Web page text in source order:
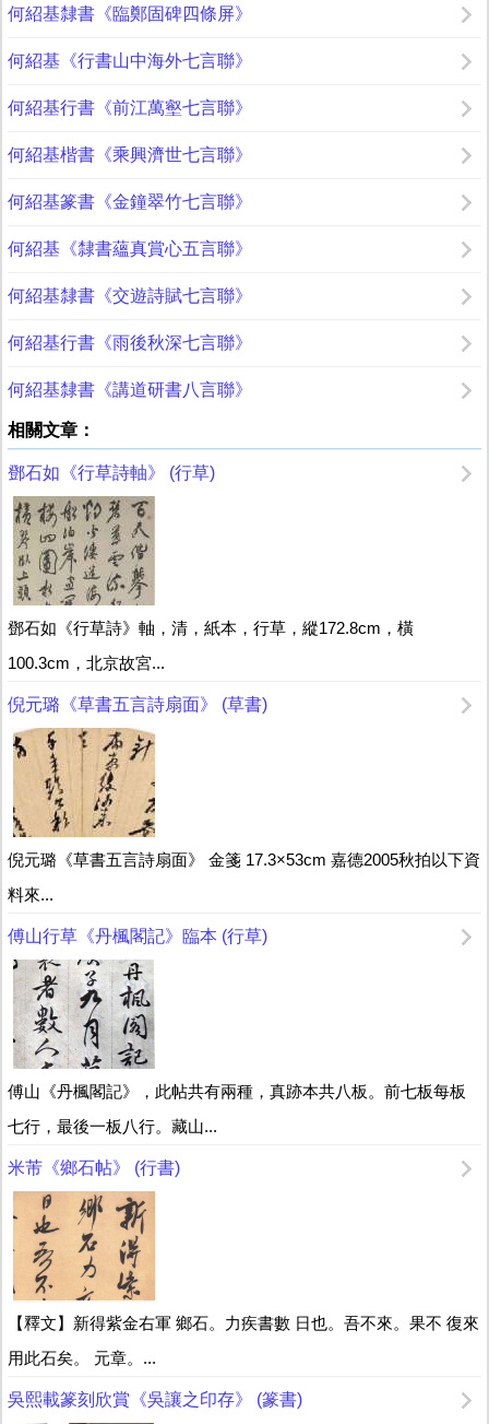
何紹基隸書《臨鄭固碑四條屏》
何紹基《行書山中海外七言聯》
何紹基行書《前江萬壑七言聯》
何紹基楷書《乘興濟世七言聯》
何紹基篆書《金鐘翠竹七言聯》
何紹基《隸書蘊真賞心五言聯》
何紹基隸書《交遊詩賦七言聯》
何紹基行書《雨後秋深七言聯》
何紹基隸書《講道研書八言聯》
相關文章：
鄧石如《行草詩軸》 (行草)
鄧石如《行草詩》軸，清，紙本，行草，縱172.8cm，橫
100.3cm，北京故宮...
倪元璐《草書五言詩扇面》 (草書)
倪元璐《草書五言詩扇面》 金箋 17.3×53cm 嘉德2005秋拍以下資
料來...
傅山行草《丹楓閣記》臨本 (行草)
傅山《丹楓閣記》，此帖共有兩種，真跡本共八板。前七板每板
七行，最後一板八行。藏山...
米芾《鄉石帖》 (行書)
【釋文】新得紫金右軍 鄉石。力疾書數 日也。吾不來。果不 復來
用此石矣。 元章。...
吳熙載篆刻欣賞《吳讓之印存》 (篆書)